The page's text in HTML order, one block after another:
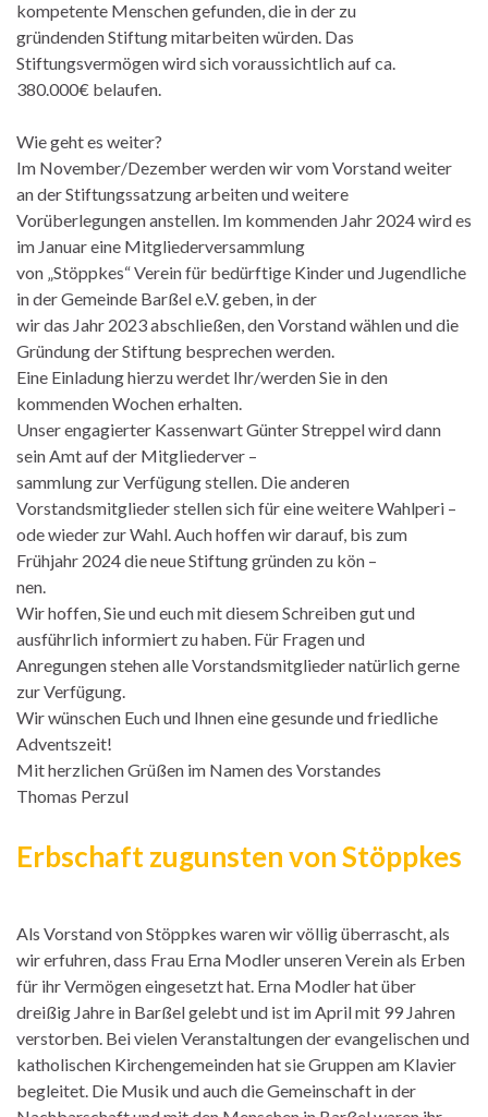
kompetente Menschen gefunden, die in der zu
gründenden Stiftung mitarbeiten würden. Das
Stiftungsvermögen wird sich voraussichtlich auf ca.
380.000€ belaufen.
Wie geht es weiter?
Im November/Dezember werden wir vom Vorstand weiter
an der Stiftungssatzung arbeiten und weitere
Vorüberlegungen anstellen. Im kommenden Jahr 2024 wird es
im Januar eine Mitgliederversammlung
von „Stöppkes“ Verein für bedürftige Kinder und Jugendliche
in der Gemeinde Barßel e.V. geben, in der
wir das Jahr 2023 abschließen, den Vorstand wählen und die
Gründung der Stiftung besprechen werden.
Eine Einladung hierzu werdet Ihr/werden Sie in den
kommenden Wochen erhalten.
Unser engagierter Kassenwart Günter Streppel wird dann
sein Amt auf der Mitgliederver –
sammlung zur Verfügung stellen. Die anderen
Vorstandsmitglieder stellen sich für eine weitere Wahlperi –
ode wieder zur Wahl. Auch hoffen wir darauf, bis zum
Frühjahr 2024 die neue Stiftung gründen zu kön –
nen.
Wir hoffen, Sie und euch mit diesem Schreiben gut und
ausführlich informiert zu haben. Für Fragen und
Anregungen stehen alle Vorstandsmitglieder natürlich gerne
zur Verfügung.
Wir wünschen Euch und Ihnen eine gesunde und friedliche
Adventszeit!
Mit herzlichen Grüßen im Namen des Vorstandes
Thomas Perzul
Erbschaft zugunsten von Stöppkes
Als Vorstand von Stöppkes waren wir völlig überrascht, als
wir erfuhren, dass Frau Erna Modler unseren Verein als Erben
für ihr Vermögen eingesetzt hat. Erna Modler hat über
dreißig Jahre in Barßel gelebt und ist im April mit 99 Jahren
verstorben. Bei vielen Veranstaltungen der evangelischen und
katholischen Kirchengemeinden hat sie Gruppen am Klavier
begleitet. Die Musik und auch die Gemeinschaft in der